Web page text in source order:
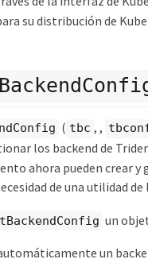
su distribución de
( tbc , ,
los backend de
ahora pueden crear
de una utilidad
un
un